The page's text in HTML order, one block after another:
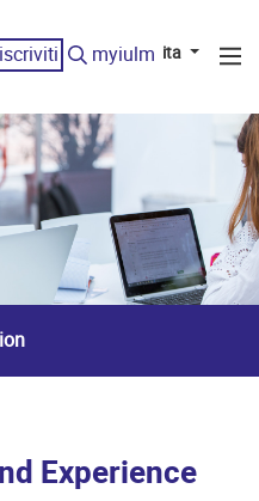
iscriviti myiulm ita
Experience